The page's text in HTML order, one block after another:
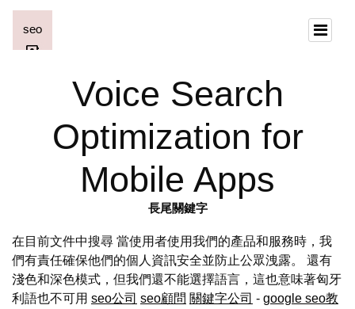
Voice Search
Optimization for
Mobile Apps
長尾關鍵字
在目前文件中搜尋 當使用者使用我們的產品和服務時，我
們有責任確保他們的個人資訊安全並防止公眾洩露。 還有
淺色和深色模式，但我們還不能選擇語言，這也意味著匈牙
利語也不可用 seo公司 seo顧問 關鍵字公司 - google seo教